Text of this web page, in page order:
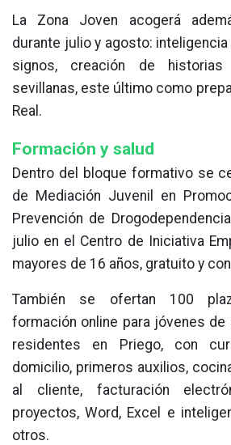
La Zona Joven acogerá
durante julio y agosto:
signos, creación de
sevillanas, este último como
Real.
Formación y salud
Dentro del bloque formativo se
de Mediación Juvenil en
Prevención de
julio en el Centro de Iniciativa
mayores de 16 años, gratuito y
También se ofertan 100
formación online para jóvenes de
residentes en Priego, con
domicilio, primeros auxilios,
al cliente, facturación
proyectos, Word, Excel e
otros.